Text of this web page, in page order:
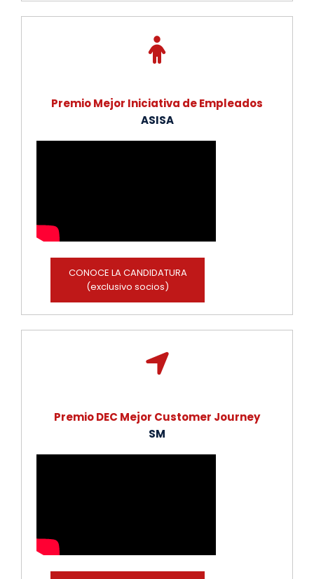
Premio Mejor Iniciativa de Empleados
ASISA
CONOCE LA CANDIDATURA
(exclusivo socios)
Premio DEC Mejor Customer Journey
SM